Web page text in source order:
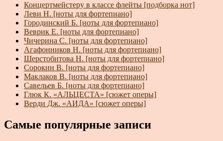
Концертмейстеру в классе флейты [подборка нот]
Леви Н. [ноты для фортепиано]
Городинский Б. [ноты для фортепиано]
Веврик Е. [ноты для фортепиано]
Чичерина С. [ноты для фортепиано]
Агафонников Н. [ноты для фортепиано]
Шерстобитова Н. [ноты для фортепиано]
Сорокин В. [ноты для фортепиано]
Маклаков В. [ноты для фортепиано]
Савельев Б. [ноты для фортепиано]
Глюк К. «АЛЬЦЕСТА» [сюжет оперы]
Верди Дж. «АИДА» [сюжет оперы]
Самые популярные записи